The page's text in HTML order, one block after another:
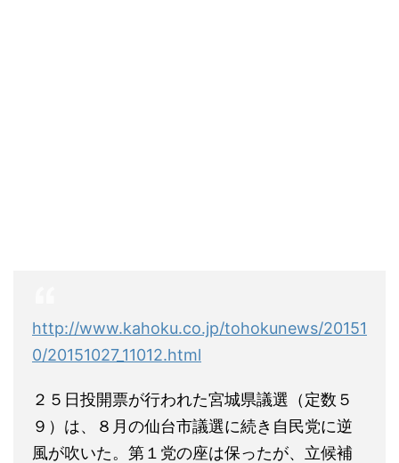
http://www.kahoku.co.jp/tohokunews/20151
0/20151027_11012.html
２５日投開票が行われた宮城県議選（定数５
９）は、８月の仙台市議選に続き自民党に逆
風が吹いた。第１党の座は保ったが、立候補